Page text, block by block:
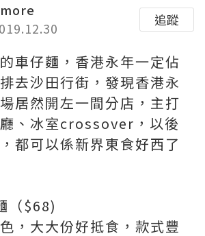
追蹤
車仔麵，香港永年一定佔
去沙田行街，發現香港永
居然開左一間分店，主打
、冰室crossover，以後
都可以係新界東食好西了
（$68)
，大大份好抵食，款式豐